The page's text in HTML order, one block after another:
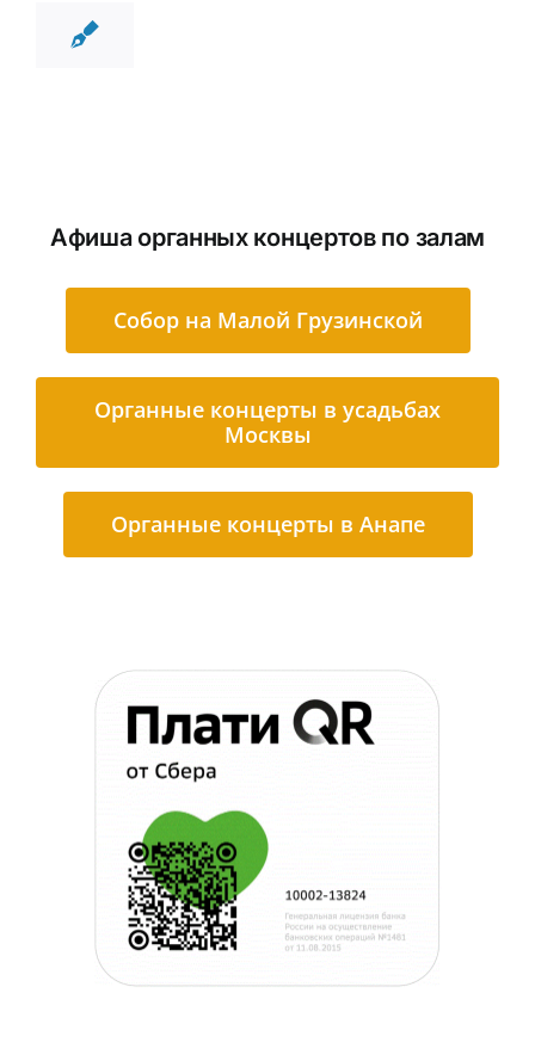
Афиша органных концертов по залам
Cобор на Малой Грузинской
Органные концерты в усадьбах
Москвы
Органные концерты в Анапе